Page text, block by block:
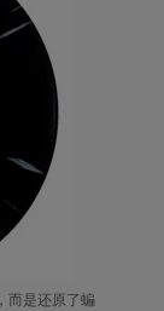
而是还原了蝙